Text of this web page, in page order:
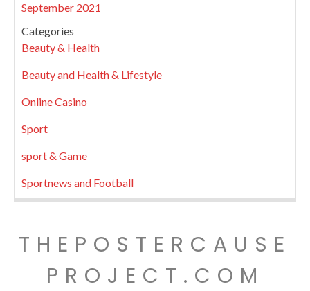
September 2021
Categories
Beauty & Health
Beauty and Health & Lifestyle
Online Casino
Sport
sport & Game
Sportnews and Football
THEPOSTERCAUSE
PROJECT.COM